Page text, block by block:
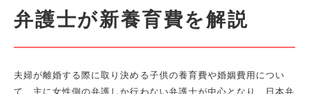
弁護士が新養育費を解説
夫婦が離婚する際に取り決める子供の養育費や婚姻費用につい
て、主に女性側の弁護しか行わない弁護士が中心となり、日本弁